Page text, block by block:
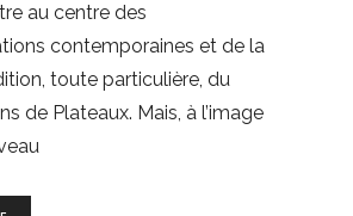
au centre des
contemporaines et de la
toute particulière, du
de Plateaux. Mais, à l’image